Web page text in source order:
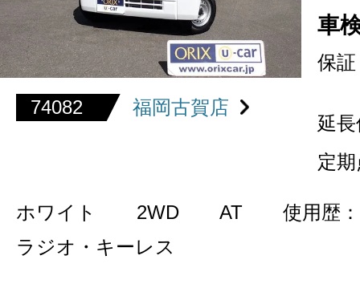
74082 福岡古賀店
車
保証
延
定
ホワイト 2WD AT
使用歴
ラジオ・キーレス